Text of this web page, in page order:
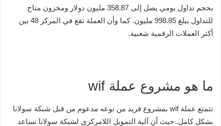
بحجم تداول يومي يصل إلى 358.87 مليون دولار ومخزون متاح
للتداول يبلغ 998.85 مليون. كما وأن العملة تقع في المركز 48 بين
أكثر العملات الرقمية شعبية.
ما هو مشروع عملة wif
تتمتع عملة wif بمشروع فريد من نوعه مدعوم من قبل شبكة سولانا
بشكل كامل. حيث أن آلية التمويل اللامركزي لشبكة سولانا تساعد